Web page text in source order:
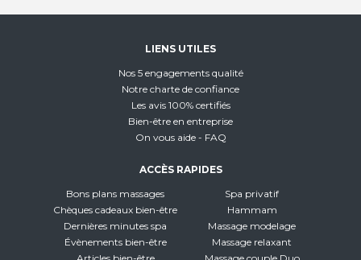
LIENS UTILES
Nos 5 engagements qualité
Notre charte de confiance
Les avis 100% certifiés
Bien-être en entreprise
On vous aide - FAQ
ACCÈS RAPIDES
Bons plans massages
Chèques cadeaux bien-être
Dernières minutes spa
Évènements bien-être
Spa privatif
Hammam
Massage modelage
Massage relaxant